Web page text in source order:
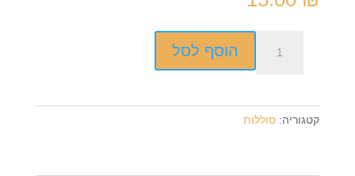
הוסף לסל
קטגוריה: סוללות